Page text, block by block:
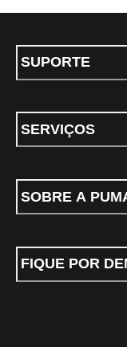
SUPORTE
SERVIÇOS
SOBRE A
FIQUE POR